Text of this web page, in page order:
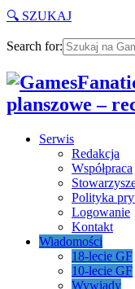
🔍 SZUKAJ
Search for:
planszowe –
Serwis
Redakcja
Współpraca
Polityka
Logowanie
Kontakt
Wiadomości
18-lecie GF
10-lecie GF
Wywiady